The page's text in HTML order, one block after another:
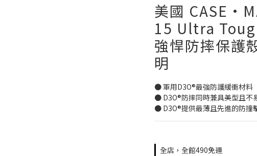
美國
15 Ultra
強悍防摔保護
明
● 軍用D3O®最強防護緩衝材料
● D3O®防摔同時兼具美型且不
● D3O®提供最薄且先進的防撞
全店，全館490免運